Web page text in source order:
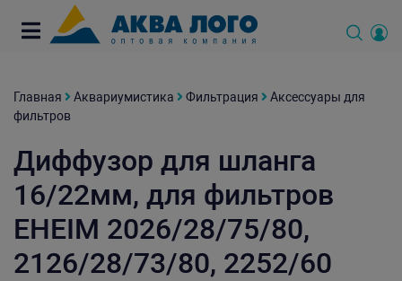
Главная Аквариумистика Фильтрация
Аксессуары для
фильтров
Диффузор для шланга
16/22мм, для фильтров
EHEIM 2026/28/75/80,
2126/28/73/80, 2252/60